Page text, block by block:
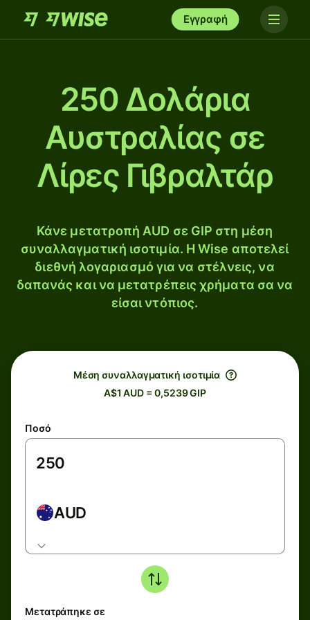
Εγγραφή
250 Δολάρια
Αυστραλίας σε
Λίρες Γιβραλτάρ
Κάνε μετατροπή AUD σε GIP στη μέση
συναλλαγματική ισοτιμία. Η Wise αποτελεί
διεθνή λογαριασμό για να στέλνεις, να
δαπανάς και να μετατρέπεις χρήματα σα να
είσαι ντόπιος.
Μέση συναλλαγματική ισοτιμία
A$1 AUD = 0,5239 GIP
Ποσό
AUD
Μετατράπηκε σε